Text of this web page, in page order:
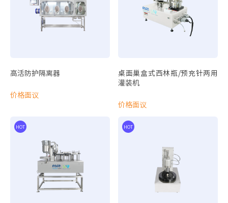
细胞培养系列耗材
细胞培养瓶
样品制备
电动移液器
VIVA 通用型动物操作安全柜
VIVA 双面开放式动物换笼工作台
VIVA 动物饲养垫料处理工作台
高活防护隔离器
价格面议
桌面巢盒式西林瓶/预充针两用
灌装机
价格面议